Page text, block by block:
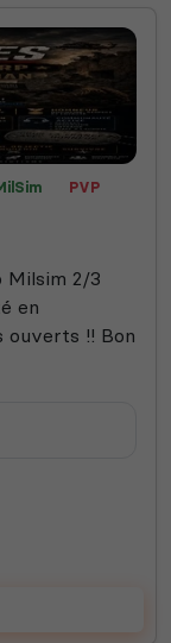
PVP
Milsim 2/3
en
ouverts !! Bon